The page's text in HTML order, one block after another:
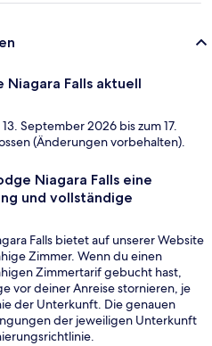
Falls aktuell
September 2026 bis zum 17.
(Änderungen vorbehalten).
Niagara Falls eine
und vollständige
Falls bietet auf unserer Website
Zimmer. Wenn du einen
Zimmertarif gebucht hast,
vor deiner Anreise stornieren, je
der Unterkunft. Die genauen
der jeweiligen Unterkunft